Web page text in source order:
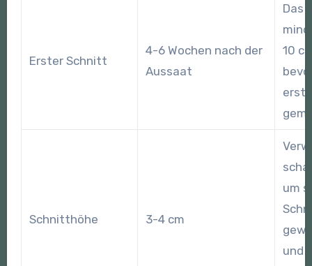
Erster Schnitt
4-6 Wochen nach der
Aussaat
Das
10
Schnitthöhe 3-4 cm
um
und